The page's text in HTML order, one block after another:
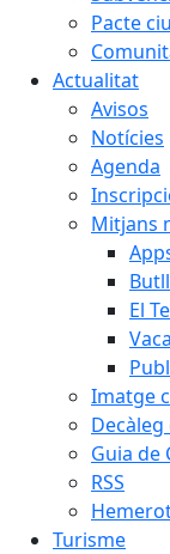
Pacte
Actualitat
Avisos
Notícies
Agenda
Mitjans
El
Imatge
Guia de
RSS
Turisme